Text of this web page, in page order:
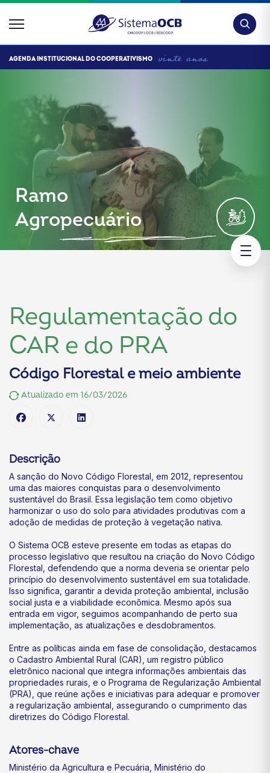
AGENDA INSTITUCIONAL DO COOPERATIVISMO
Ramo
Agropecuário
Regulamentação do
CAR e do PRA
Código Florestal e meio ambiente
Atualizado em 16/03/2026
Descrição
A sanção do Novo Código Florestal, em 2012, representou
uma das maiores conquistas para o desenvolvimento
sustentável do Brasil. Essa legislação tem como objetivo
harmonizar o uso do solo para atividades produtivas com a
adoção de medidas de proteção à vegetação nativa.
O Sistema OCB esteve presente em todas as etapas do
processo legislativo que resultou na criação do Novo Código
Florestal, defendendo que a norma deveria se orientar pelo
princípio do desenvolvimento sustentável em sua totalidade.
Isso significa, garantir a devida proteção ambiental, inclusão
social justa e a viabilidade econômica. Mesmo após sua
entrada em vigor, seguimos acompanhando de perto sua
implementação, as atualizações e desdobramentos.
Entre as políticas ainda em fase de consolidação, destacamos
o Cadastro Ambiental Rural (CAR), um registro público
eletrônico nacional que integra informações ambientais das
propriedades rurais, e o Programa de Regularização Ambiental
(PRA), que reúne ações e iniciativas para adequar e promover
a regularização ambiental, assegurando o cumprimento das
diretrizes do Código Florestal.
Atores-chave
Ministério da Agricultura e Pecuária, Ministério do